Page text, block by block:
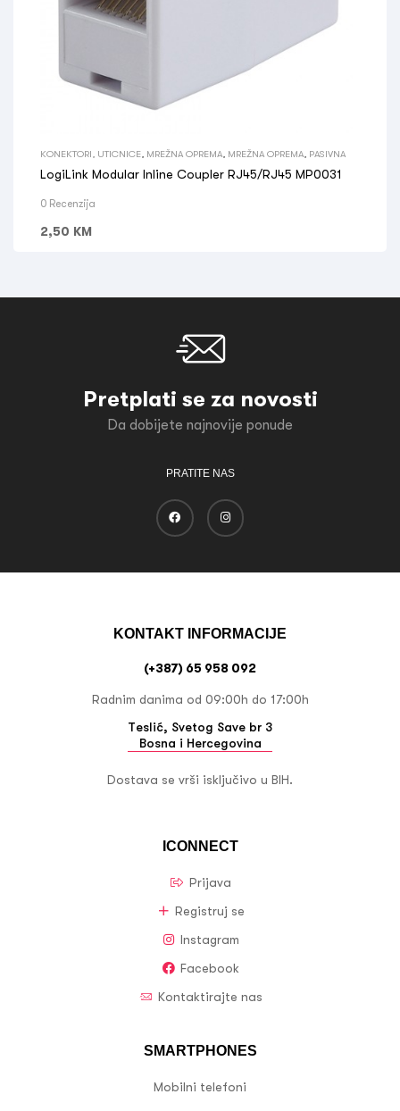
KONEKTORI, UTICNICE MREŽNA OPREMA MREŽNA OPREMA PASIVNA
LogiLink Modular Inline Coupler RJ45/RJ45 MP0031
0 Recenzija
2,50 KM
Pretplati se za novosti
Da dobijete najnovije ponude
PRATITE NAS
ICONNECT
Prijava
Registruj se
Instagram
Facebook
Kontaktirajte nas
SMARTPHONES
Mobilni telefoni
KONTAKT INFORMACIJE
(+387) 65 958 092
Radnim danima od 09:00h do 17:00h
Teslić, Svetog Save br 3
Bosna i Hercegovina
Dostava se vrši isključivo u BIH.